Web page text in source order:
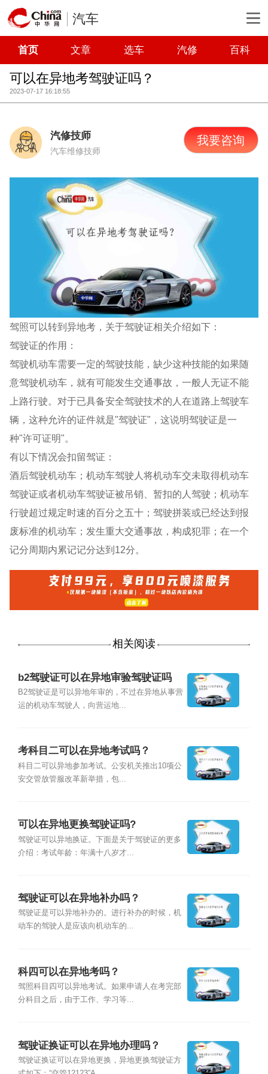
汽车
首页 文章 选车 汽修 百科
可以在异地考驾驶证吗？
2023-07-17 16:18:55
汽修技师
汽车维修技师
我要咨询
驾照可以转到异地考，关于驾驶证相关介绍如下：
驾驶证的作用：
驾驶机动车需要一定的驾驶技能，缺少这种技能的如果随
意驾驶机动车，就有可能发生交通事故，一般人无证不能
上路行驶。对于已具备安全驾驶技术的人在道路上驾驶车
辆，这种允许的证件就是"驾驶证"，这说明驾驶证是一
种"许可证明"。
有以下情况会扣留驾证：
酒后驾驶机动车；机动车驾驶人将机动车交未取得机动车
驾驶证或者机动车驾驶证被吊销、暂扣的人驾驶；机动车
行驶超过规定时速的百分之五十；驾驶拼装或已经达到报
废标准的机动车；发生重大交通事故，构成犯罪；在一个
记分周期内累记记分达到12分。
相关阅读
b2驾驶证可以在异地审验驾驶证吗
B2驾驶证是可以异地年审的，不过在异地从事营
运的机动车驾驶人，向营运地...
考科目二可以在异地考试吗？
科目二可以异地参加考试。公安机关推出10项公
安交管放管服改革新举措，包...
可以在异地更换驾驶证吗?
驾驶证可以异地换证。下面是关于驾驶证的更多
介绍：考试年龄：年满十八岁才...
驾驶证可以在异地补办吗？
驾驶证是可以异地补办的。进行补办的时候，机
动车的驾驶人是应该向机动车的...
科四可以在异地考吗？
驾照科目四可以异地考试。如果申请人在考完部
分科目之后，由于工作、学习等...
驾驶证换证可以在异地办理吗？
驾驶证换证可以在异地更换，异地更换驾驶证方